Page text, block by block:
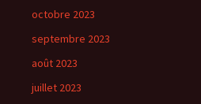
octobre 2023
septembre 2023
août 2023
juillet 2023